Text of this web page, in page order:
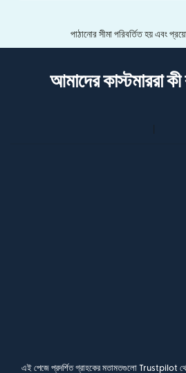
পাঠানোর সীমা পরিবর্তিত হয় এবং
আমাদের কাস্টমাররা
এই পেজে প্রদর্শিত গ্রাহকের মতামতগুলো Trustpilot